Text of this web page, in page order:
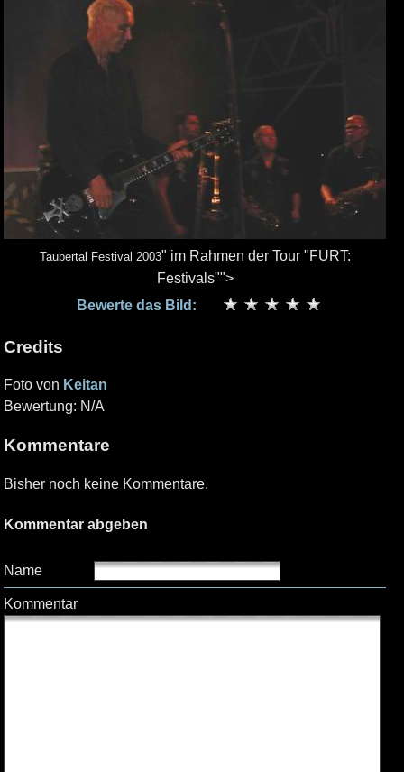
Taubertal Festival 2003" im Rahmen der Tour "FURT:
Festivals"">
Bewerte das Bild:
Credits
Foto von Keitan
Bewertung: N/A
Kommentare
Bisher noch keine Kommentare.
Kommentar abgeben
Name
Kommentar